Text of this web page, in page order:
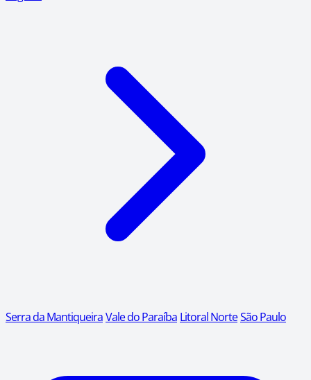
Serra da MantiqueiraVale do Paraíba Litoral NorteSão Paulo